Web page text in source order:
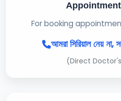
For booking
আমরা সিরিয়াল নেয় না,
(Direct